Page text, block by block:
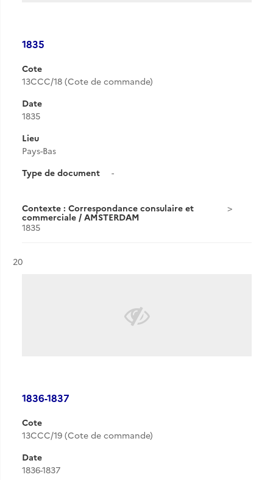
1835
Cote
13CCC/18 (Cote de commande)
Date
1835
Lieu
Pays-Bas
Type de document
-
Contexte : Correspondance consulaire et
commerciale / AMSTERDAM
1835
Résultat n°
20
1836-1837
Cote
13CCC/19 (Cote de commande)
Date
1836-1837